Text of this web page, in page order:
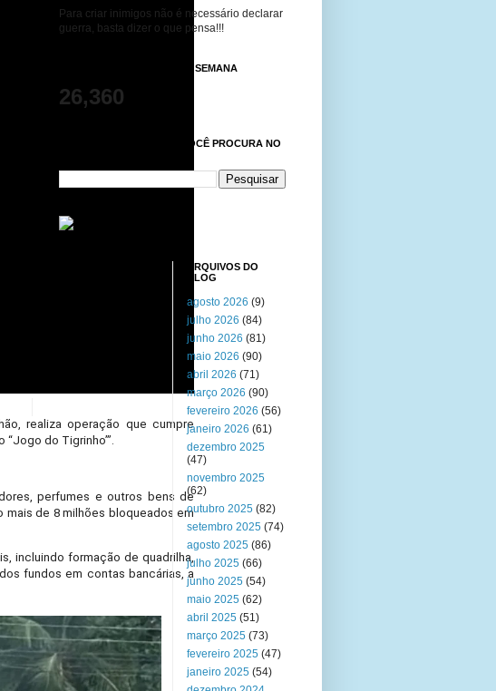
realiza operação que cumpre
do Tigrinho’”.
perfumes e outros bens de
mais de 8 milhões bloqueados em
incluindo formação de quadrilha,
fundos em contas bancárias, a
Para criar inimigos não é necessário declarar
guerra, basta dizer o que pensa!!!
TOTAL DE VISUALIZAÇÕES SEMANA
26,360
ENCONTRE AQUI O QUE VOCÊ PROCURA NO
ARQUIVOS DO
BLOG
agosto 2026 (9)
julho 2026 (84)
junho 2026 (81)
maio 2026 (90)
abril 2026 (71)
março 2026 (90)
fevereiro 2026 (56)
janeiro 2026 (61)
dezembro 2025
(47)
novembro 2025
(62)
outubro 2025 (82)
setembro 2025 (74)
agosto 2025 (86)
julho 2025 (66)
junho 2025 (54)
maio 2025 (62)
abril 2025 (51)
março 2025 (73)
fevereiro 2025 (47)
janeiro 2025 (54)